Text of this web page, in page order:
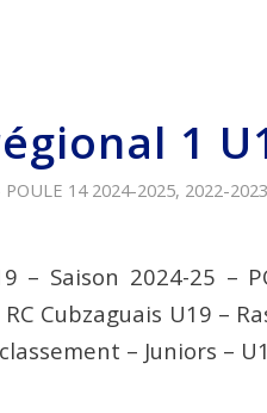
1
POULE 14 2024-2025, 2022-2023
– Saison 2024-25 –
RC Cubzaguais U19 –
– Juniors –